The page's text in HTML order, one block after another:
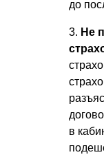
до
3. Не
в